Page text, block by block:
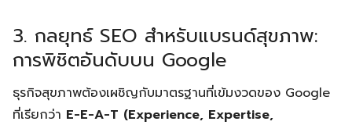
3. กลยุทธ์ SEO สำหรับแบรนด์สุขภาพ:
การพิชิตอันดับบน Google
ธุรกิจสุขภาพต้องเผชิญกับมาตรฐานที่เข้มงวดของ Google
ที่เรียกว่า E-E-A-T (Experience, Expertise,